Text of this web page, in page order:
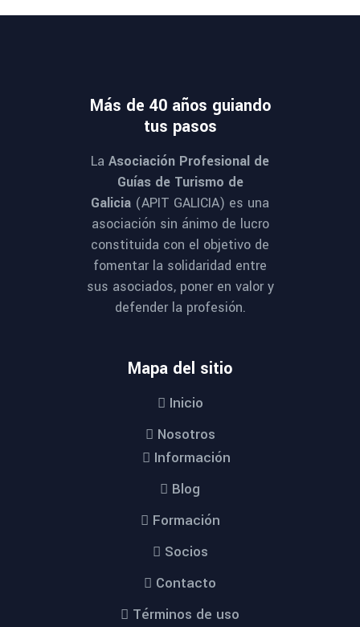
Más de 40 años guiando
tus pasos
La Asociación Profesional de
Guías de Turismo de
Galicia (APIT GALICIA) es una
asociación sin ánimo de lucro
constituida con el objetivo de
fomentar la solidaridad entre
sus asociados, poner en valor y
defender la profesión.
Mapa del sitio
Inicio
Nosotros
Información
Blog
Formación
Socios
Contacto
Términos de uso